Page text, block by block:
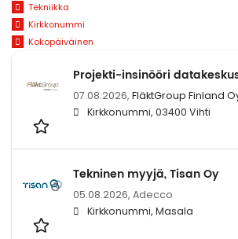
Tekniikka
Kirkkonummi
Kokopäiväinen
Projekti-insinööri
07.08.2026, FläktGroup Finland
Kirkkonummi, 03400 Vihti
Tekninen myyjä, Tisan Oy
05.08.2026, Adecco
Kirkkonummi, Masala